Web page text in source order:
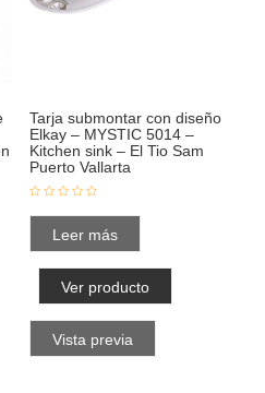
Tarja submontar con diseño
Elkay – MYSTIC 5014 –
Kitchen sink – El Tio Sam
Puerto Vallarta
Leer más
Ver producto
Vista previa